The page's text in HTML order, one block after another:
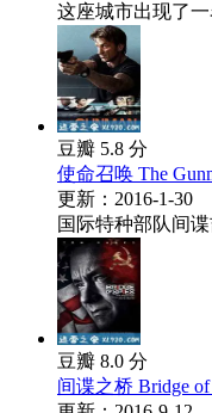
这座城市出现了
豆瓣 5.8 分
使命召唤 The
更新：2016-1-30
国际特种部队间
豆瓣 8.0 分
间谍之桥 Bridge of